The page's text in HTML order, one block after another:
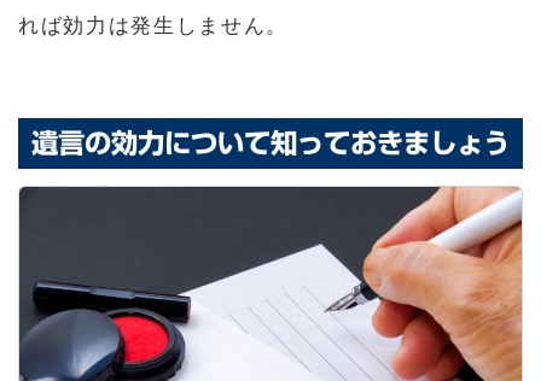
れば効力は発生しません。
遺言の効力について知っておきましょう